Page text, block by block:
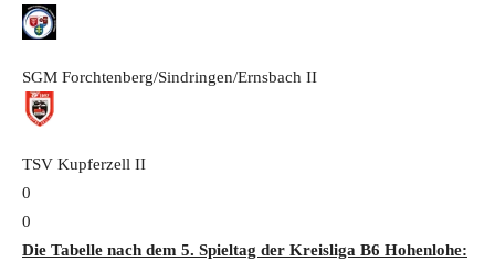
SGM Forchtenberg/Sindringen/Ernsbach II
TSV Kupferzell II
0
0
Die Tabelle nach dem 5. Spieltag der Kreisliga B6 Hohenlohe: